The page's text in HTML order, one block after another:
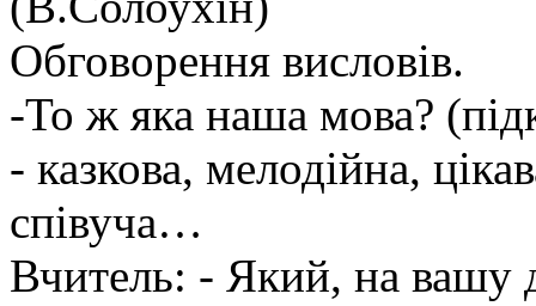
Обговорення висловів.
-То ж яка наша мова?
- казкова, мелодійна,
співуча…
Вчитель: - Який, на вашу